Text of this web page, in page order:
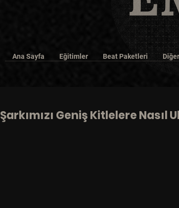
Ana Sayfa Eğitimler Beat Paketleri
Şarkımızı Geniş Kitlelere Nasıl